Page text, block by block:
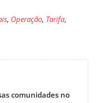
, Operação, Tarifa,
comunidades no